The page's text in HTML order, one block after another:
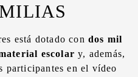
está dotado condos mil
escolary, además,
participantes en el vídeo